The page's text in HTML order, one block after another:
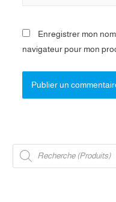
Enregistrer mon
navigateur pour mon
R
h